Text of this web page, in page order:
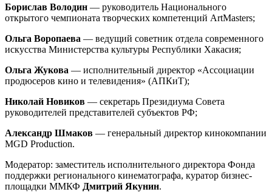
Борислав Володин — руководитель Национального
открытого чемпионата творческих компетенций ArtMasters;
Ольга Воропаева — ведущий советник отдела современного
искусства Министерства культуры Республики Хакасия;
Ольга Жукова — исполнительный директор «Ассоциации
продюсеров кино и телевидения» (АПКиТ);
Николай Новиков — секретарь Президиума Совета
руководителей представителей субъектов РФ;
Александр Шмаков — генеральный директор кинокомпании
MGD Production.
Модератор: заместитель исполнительного директора Фонда
поддержки регионального кинематографа, куратор бизнес-
площадки ММКФ Дмитрий Якунин.